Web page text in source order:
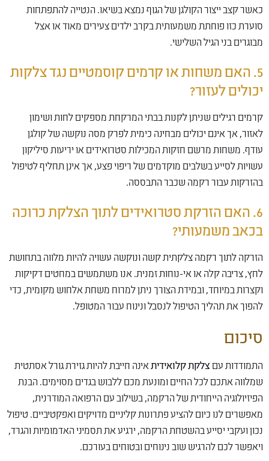
כאשר קצב ייצור הקולגן של הגוף נמצא בשיאו. הנטייה להתפתחות
סוערת כזו פוחתת משמעותית בקרב ילדים צעירים מאוד או אצל
מבוגרים בני הגיל השלישי.
5. האם משחות או קרמים קוסמטיים נגד צלקות
יכולים לעזור?
קרמים רגילים שניתן לקנות בבתי המרקחת מספקים לחות ושימון
לאזור, אך אינם יכולים מבחינה כימית לפרק מסה נוקשה של קולגן
עודף. משחות מרשם חזקות המכילות סטרואידים או יריעות סיליקון
עשויות לסייע בשלבים מוקדמים של ריפוי פצע, אך אינן תחליף לטיפול
בהזרקות עבור רקמה שכבר התבססה.
6. האם הזרקת סטרואידים לתוך הצלקת כרוכה
בכאב משמעותי?
הזרקה לתוך רקמה צלקתית קשה ונוקשה עשויה להיות מלווה בתחושת
לחץ, צריבה קלה או אי-נוחות זמנית. אנו משתמשים במחטים דקיקות
וקצרות במיוחד, ובמידת הצורך ניתן למרוח משחת אלחוש מקומית, כדי
להפוך את תהליך הטיפול לנסבל ונינוח עבור המטופל.
סיכום
התמודדות עםצלקת קלואידיתאינה חייבת להיות גזירת גורל אסתטית
שמלווה אתכם לכל החיים ומונעת מכם ללבוש בגדים מסוימים. הבנת
הפיזיולוגיה הייחודית של הרקמה, בשילוב עם הרפואה המודרנית,
מאפשרים לנו כיום להציע פתרונות קליניים מדויקים ואפקטיביים. טיפול
נכון ועקבי יסייע בהשטחת הרקמה, ירגיע את תסמיני האדמומיות והגרד,
ויאפשר לכם להרגיש שוב נינוחים ובטוחים בעורכם.